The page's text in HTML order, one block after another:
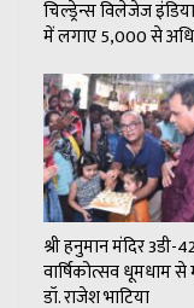
चिल्ड्रेन्स विलेजेज
में लगाए 5,000 से
श्री हनुमान मंदिर 3डी-
वार्षिकोत्सव धूमधाम से
डॉ. राजेश भाटिया